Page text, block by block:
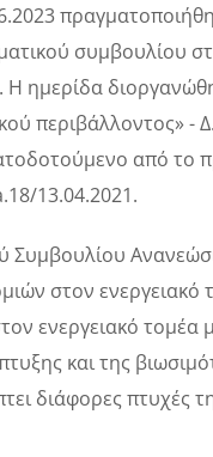
συμβουλίου
ημερίδα
περιβάλλοντος»
από το
13.04.2021.
Συμβουλίου
στον
ενεργειακό
και της
διάφορες πτυχές